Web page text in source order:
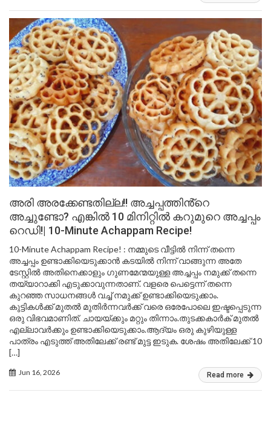
അരി അരക്കേണ്ടതില്ല!! അച്ചപ്പത്തിൻ്റെ
അച്ചുണ്ടോ? എങ്കിൽ 10 മിനിറ്റിൽ കറുമുറെ അച്ചപ്പം
റെഡി!| 10-Minute Achappam Recipe!
10-Minute Achappam Recipe! : നമ്മുടെ വീട്ടിൽ നിന്ന് തന്നെ
അച്ചപ്പം ഉണ്ടാക്കിയെടുക്കാൻ കടയിൽ നിന്ന് വാങ്ങുന്ന അതേ
ടേസ്റ്റിൽ അതിനെക്കാളും ഗുണമേന്മയുള്ള അച്ചപ്പം നമുക്ക് തന്നെ
തയ്യാറാക്കി എടുക്കാവുന്നതാണ്. വളരെ പെട്ടെന്ന് തന്നെ
കുറഞ്ഞ സാധനങ്ങൾ വച്ച് നമുക്ക് ഉണ്ടാക്കിയെടുക്കാം.
കുട്ടികൾക്ക് മുതൽ മുതിർന്നവർക്ക് വരെ ഒരേപോലെ ഇഷ്ടപ്പെടുന്ന
ഒരു വിഭവമാണിത്. ചായയ്ക്കും മറ്റും തിന്നാം.തുടക്കകാർക് മുതൽ
എല്ലാവർക്കും ഉണ്ടാക്കിയെടുക്കാം.ആദ്യം ഒരു കുഴിയുള്ള
പാത്രം എടുത്ത് അതിലേക്ക് രണ്ട് മുട്ട ഇടുക. ശേഷം അതിലേക്ക് 10
[…]
Jun 16, 2026 Read more